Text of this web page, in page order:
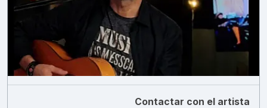
Contactar con el artista